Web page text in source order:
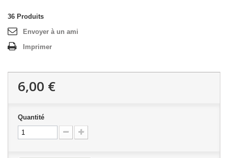
36 Produits
Envoyer à un ami
Imprimer
6,00 €
Quantité